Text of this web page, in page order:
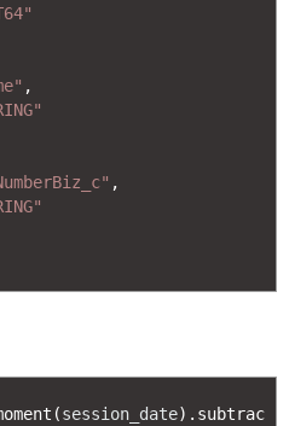
,
,
(session_date) . subtrac